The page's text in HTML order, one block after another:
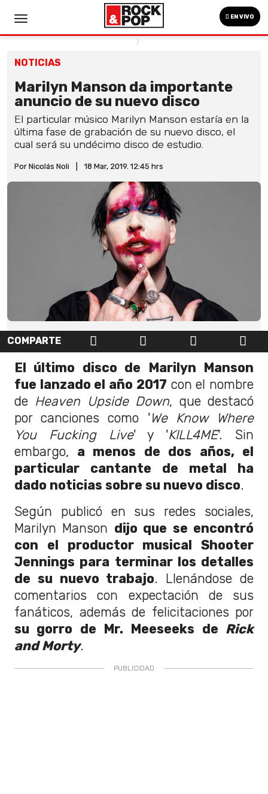
EN VIVO
NOTICIAS
Marilyn Manson da importante
anuncio de su nuevo disco
El particular músico Marilyn Manson estaría en la
última fase de grabación de su nuevo disco, el
cual será su undécimo disco de estudio.
Por Nicolás Noli 18 Mar, 2019. 12:45 hrs
COMPARTE
El último disco de Marilyn Manson
fue lanzado el año 2017 con el nombre
de Heaven Upside Down, que destacó
por canciones como 'We Know Where
You Fucking Live' y 'KILL4ME'. Sin
embargo, a menos de dos años, el
particular cantante de metal ha
dado noticias sobre su nuevo disco.
Según publicó en sus redes sociales,
Marilyn Manson dijo que se encontró
con el productor musical Shooter
Jennings para terminar los detalles
de su nuevo trabajo. Llenándose de
comentarios con expectación de sus
fanáticos, además de felicitaciones por
su gorro de Mr. Meeseeks de Rick
and Morty.